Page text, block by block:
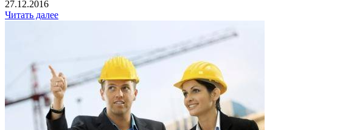
27.12.2016
Читать далее